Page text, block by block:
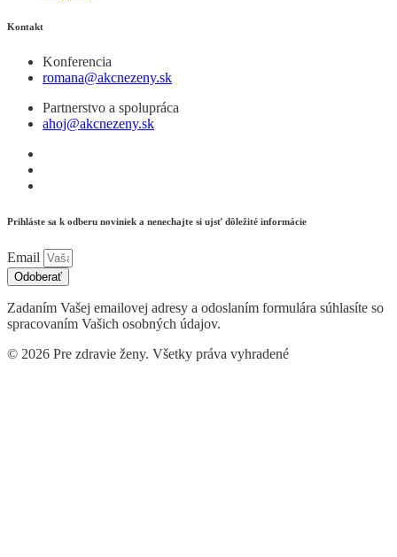
Kontakt
Konferencia
romana@akcnezeny.sk
Partnerstvo a spolupráca
ahoj@akcnezeny.sk
Prihláste sa k odberu noviniek a nenechajte si ujsť dôležité informácie
Email
Odoberať
Zadaním Vašej emailovej adresy a odoslaním formulára súhlasíte so
spracovaním Vašich osobných údajov.
© 2026 Pre zdravie ženy. Všetky práva vyhradené